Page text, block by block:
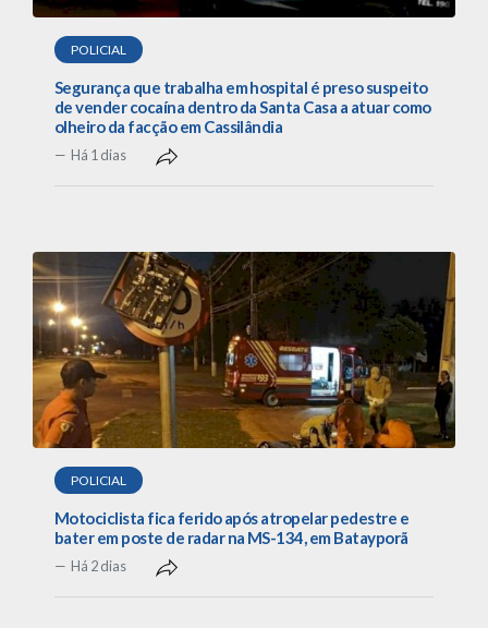
POLICIAL
Segurança que trabalha em hospital é preso suspeito
de vender cocaína dentro da Santa Casa a atuar como
olheiro da facção em Cassilândia
Há 1 dias
POLICIAL
Motociclista fica ferido após atropelar pedestre e
bater em poste de radar na MS-134, em Batayporã
Há 2 dias